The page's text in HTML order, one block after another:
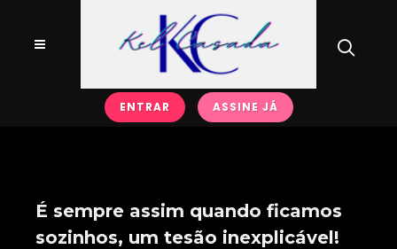
ENTRAR ASSINE JÁ
É sempre assim quando ficamos
sozinhos, um tesão inexplicável!